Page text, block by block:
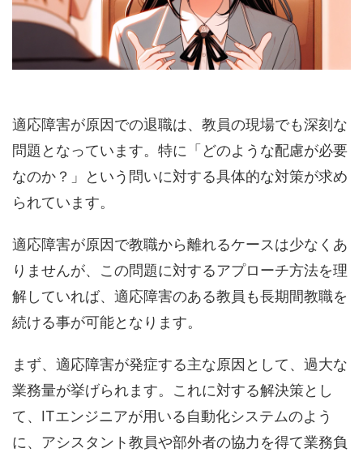
適応障害が原因での退職は、教員の現場でも深刻な
問題となっています。特に「どのような配慮が必要
なのか？」という問いに対する具体的な対策が求め
られています。
適応障害が原因で教職から離れるケースは少なくあ
りませんが、この問題に対するアプローチ方法を理
解していれば、適応障害のある教員も長期間教職を
続ける事が可能となります。
まず、適応障害が発症する主な原因として、過大な
業務量が挙げられます。これに対する解決策とし
て、ITエンジニアが用いる自動化システムのよう
に、アシスタント教員や部外者の協力を得て業務負